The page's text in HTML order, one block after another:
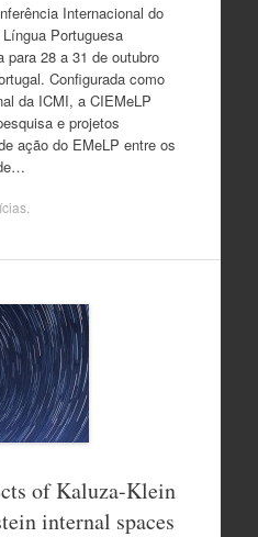
Internacional do
Portuguesa
para 28 a 31 de outubro
Configurada como
da ICMI, a CIEMeLP
e projetos
ação do EMeLP entre os
.
of Kaluza-Klein
internal spaces